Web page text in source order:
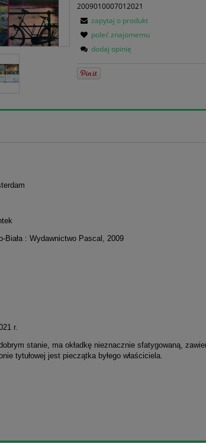
2009010007012021
zapytaj o produkt
poleć znajomemu
dodaj opinię
Biała : Wydawnictwo Pascal, 2009
r.
stanie, ma okładkę nieznacznie sfatygowaną,
tytułowej jest pieczątka byłego właściciela.